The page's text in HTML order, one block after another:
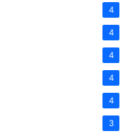
4
4
4
4
4
3